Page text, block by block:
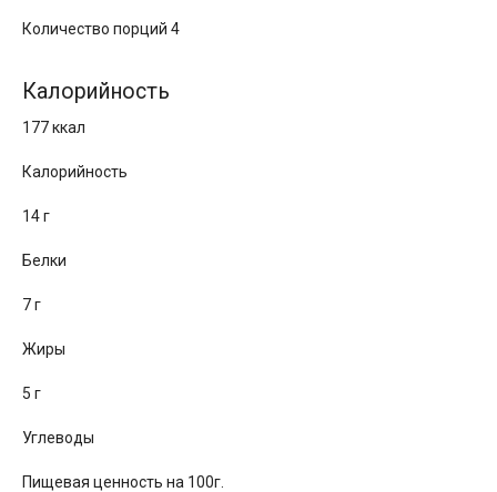
Количество порций 4
Калорийность
177 ккал
Калорийность
14 г
Белки
7 г
Жиры
5 г
Углеводы
Пищевая ценность на 100г.